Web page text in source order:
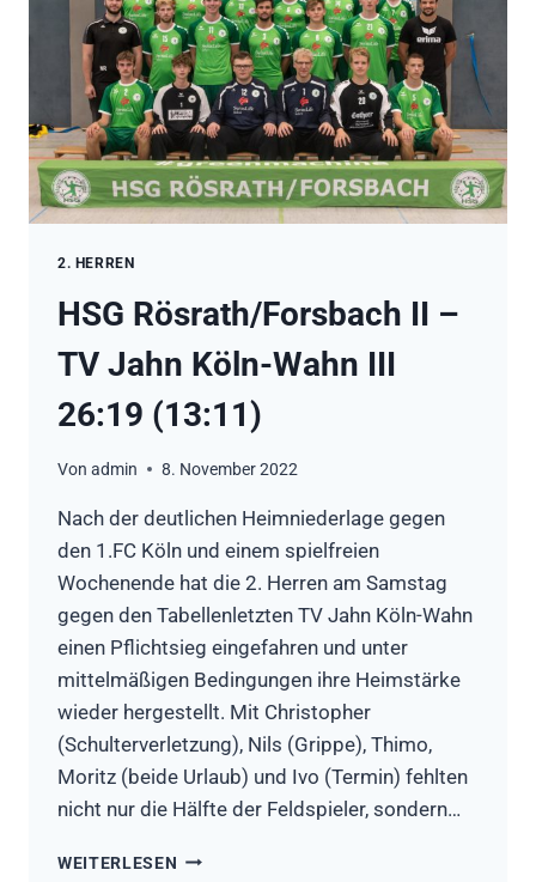
2. HERREN
HSG Rösrath/Forsbach II –
TV Jahn Köln-Wahn III
26:19 (13:11)
Von admin 8. November 2022
Nach der deutlichen Heimniederlage gegen
den 1.FC Köln und einem spielfreien
Wochenende hat die 2. Herren am Samstag
gegen den Tabellenletzten TV Jahn Köln-Wahn
einen Pflichtsieg eingefahren und unter
mittelmäßigen Bedingungen ihre Heimstärke
wieder hergestellt. Mit Christopher
(Schulterverletzung), Nils (Grippe), Thimo,
Moritz (beide Urlaub) und Ivo (Termin) fehlten
nicht nur die Hälfte der Feldspieler, sondern…
WEITERLESEN HSG